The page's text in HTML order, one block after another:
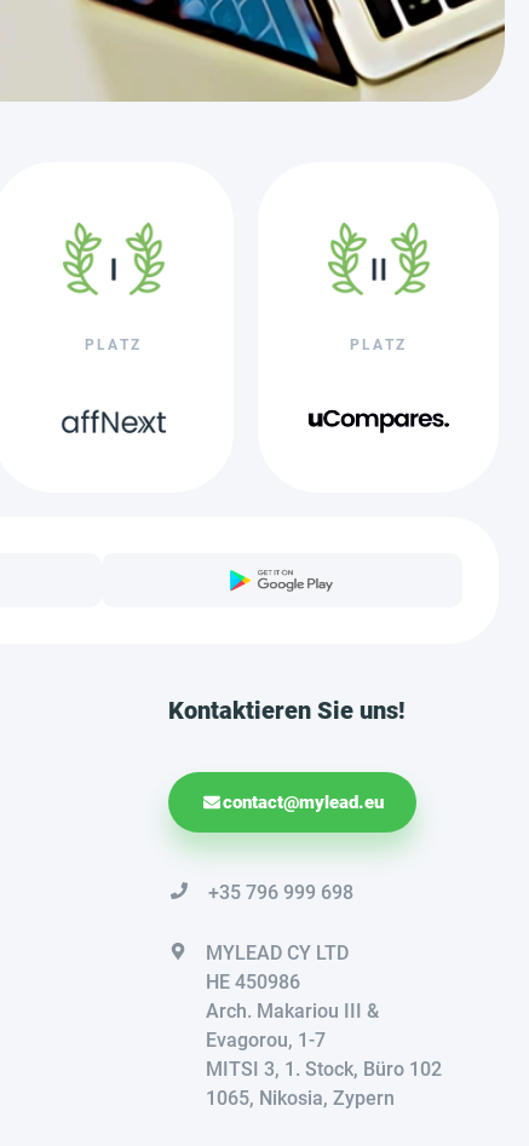
PLATZ PLATZ
Kontaktieren Sie uns!
contact@mylead.eu
+35 796 999 698
MYLEAD CY LTD
HE 450986
Arch. Makariou III &
Evagorou, 1-7
MITSI 3, 1. Stock, Büro 102
1065, Nikosia, Zypern